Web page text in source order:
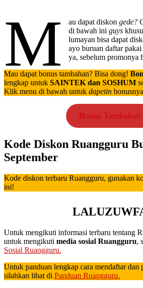
M au dapat diskongede?
di bawah iniguys
lumayan bisa dapat
ayo buruan daftar
ya, sebelum promonya
Mau dapat bonus tambahan? Bisa dong!
lengkap untuk SAINTEK dan SOSHUM
Klik menu di bawah untuk dapetin
Bonus Tambahan
Kode Diskon Ruangguru
September
Kode diskon terbaru Ruangguru, gunakan
ini!
Untuk mengikuti informasi terbaru tentang
untuk mengikuti media sosial Ruangguru,
Sosial Ruangguru.
Untuk panduan lengkap cara mendaftar dan
silahkan lihat di Panduan Ruangguru.